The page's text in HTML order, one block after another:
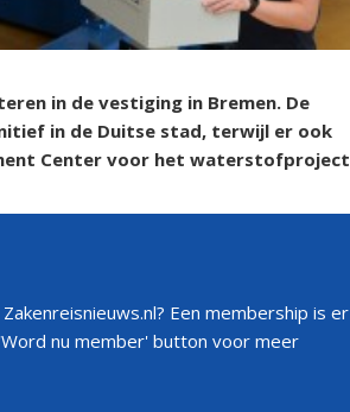
in de vestiging in Bremen. De
in de Duitse stad, terwijl er ook
Center voor het waterstofproject
Een membership is er
nu member' button voor meer